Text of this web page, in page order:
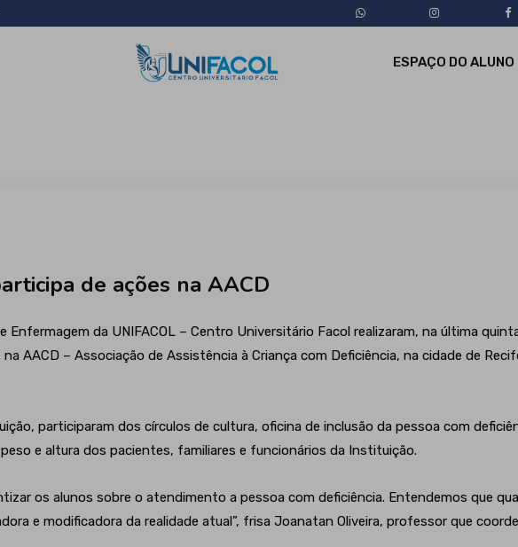
ESPAÇO DO ALUNO
de ações na AACD
da UNIFACOL – Centro Universitário Facol realizaram, na última
AACD – Associação de Assistência à Criança com Deficiência, na cidade de
participaram dos círculos de cultura, oficina de inclusão da pessoa com
e altura dos pacientes, familiares e funcionários da Instituição.
os alunos sobre o atendimento a pessoa com deficiência. Entendemos que
e modificadora da realidade atual”, frisa Joanatan Oliveira, professor que